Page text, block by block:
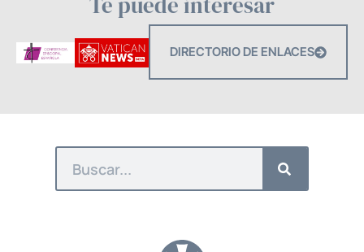
DIRECTORIO DE ENLACES